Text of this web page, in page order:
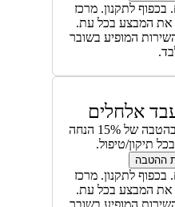
לתקנון. מרכז
המבצע בכל עת.
המופיע בשובר
אלחלים
בעלי רכבי מאזדה זוכים בהטבה של 15% הנחה
תיקון/טיפול.
לתקנון. מרכז
המבצע בכל עת.
המופיע בשובר